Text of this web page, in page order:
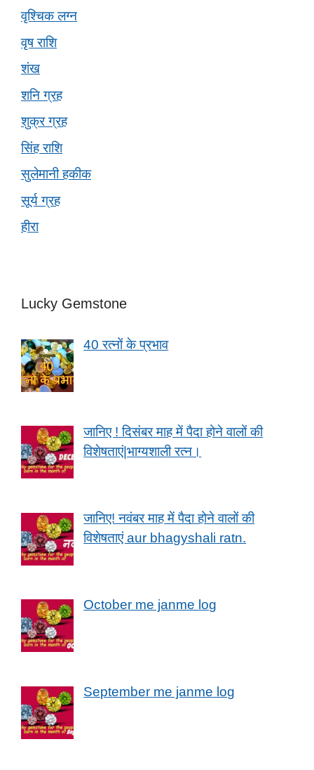
वृश्चिक लग्न
वृष राशि
शंख
शनि ग्रह
शुक्र ग्रह
सिंह राशि
सुलेमानी हकीक
सूर्य ग्रह
हीरा
Lucky Gemstone
40 रत्नों के प्रभाव
जानिए ! दिसंबर माह में पैदा होने वालों की
विशेषताएं|भाग्यशाली रत्न।
जानिए! नवंबर माह में पैदा होने वालों की
विशेषताएं aur bhagyshali ratn.
October me janme log
September me janme log